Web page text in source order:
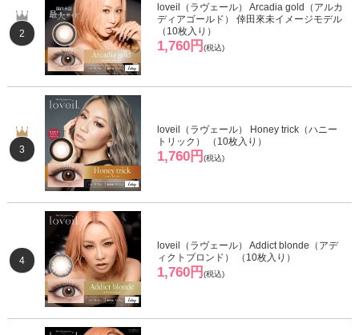
2
loveil（ラヴェール） Arcadia gold（アルカ
ディアゴールド） 倖田來未イメージモデル
（10枚入り）
1,760円 (税込)
3
loveil（ラヴェール） Honey trick（ハニー
トリック） （10枚入り）
1,760円 (税込)
4
loveil（ラヴェール） Addict blonde（アデ
ィクトブロンド） （10枚入り）
1,760円 (税込)